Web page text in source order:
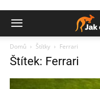
Domů Štítky Ferrari
Štítek: Ferrari